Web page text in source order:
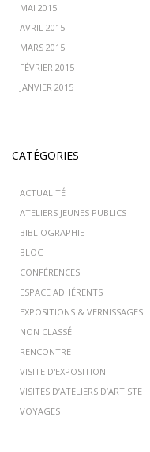
MAI 2015
AVRIL 2015
MARS 2015
FÉVRIER 2015
JANVIER 2015
CATÉGORIES
ACTUALITÉ
ATELIERS JEUNES PUBLICS
BIBLIOGRAPHIE
BLOG
CONFÉRENCES
ESPACE ADHÉRENTS
EXPOSITIONS & VERNISSAGES
NON CLASSÉ
RENCONTRE
VISITE D'EXPOSITION
VISITES D’ATELIERS D’ARTISTE
VOYAGES